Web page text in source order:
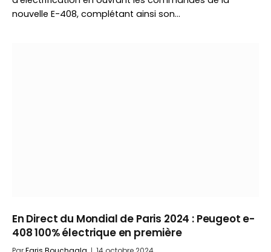
nouvelle E-408, complétant ainsi son…
En Direct du Mondial de Paris 2024 : Peugeot e-
408 100% électrique en première